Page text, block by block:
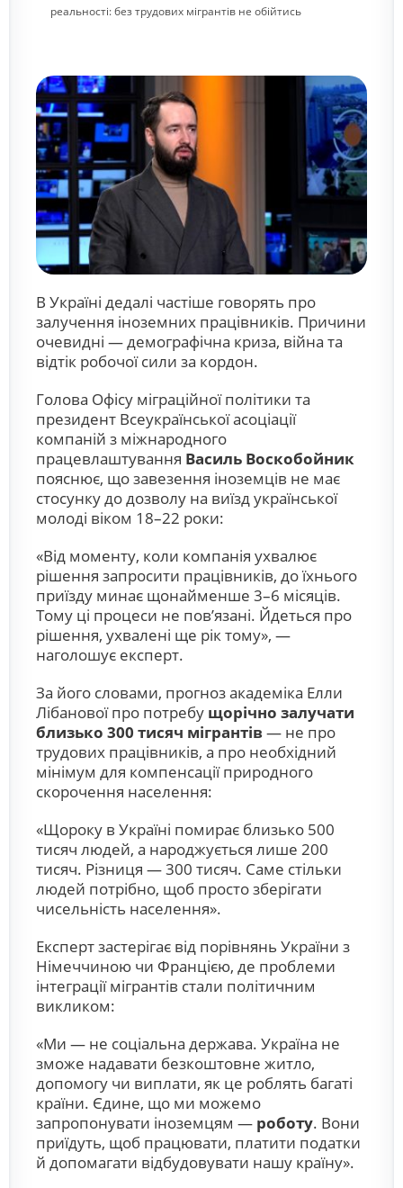
реальності: без трудових мігрантів не обійтись
В Україні дедалі частіше говорять про
залучення іноземних працівників. Причини
очевидні — демографічна криза, війна та
відтік робочої сили за кордон.
Голова Офісу міграційної політики та
президент Всеукраїнської асоціації
компаній з міжнародного
працевлаштування Василь Воскобойник
пояснює, що завезення іноземців не має
стосунку до дозволу на виїзд української
молоді віком 18–22 роки:
«Від моменту, коли компанія ухвалює
рішення запросити працівників, до їхнього
приїзду минає щонайменше 3–6 місяців.
Тому ці процеси не пов’язані. Йдеться про
рішення, ухвалені ще рік тому», —
наголошує експерт.
За його словами, прогноз академіка Елли
Лібанової про потребу щорічно залучати
близько 300 тисяч мігрантів— не про
трудових працівників, а про необхідний
мінімум для компенсації природного
скорочення населення:
«Щороку в Україні помирає близько 500
тисяч людей, а народжується лише 200
тисяч. Різниця — 300 тисяч. Саме стільки
людей потрібно, щоб просто зберігати
чисельність населення».
Експерт застерігає від порівнянь України з
Німеччиною чи Францією, де проблеми
інтеграції мігрантів стали політичним
викликом:
«Ми — не соціальна держава. Україна не
зможе надавати безкоштовне житло,
допомогу чи виплати, як це роблять багаті
країни. Єдине, що ми можемо
запропонувати іноземцям — роботу. Вони
приїдуть, щоб працювати, платити податки
й допомагати відбудовувати нашу країну».